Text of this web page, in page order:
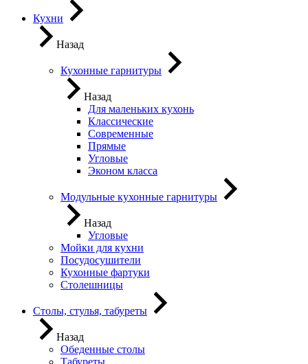
Кухни
Назад
Кухонные гарнитуры
Назад
Для маленьких кухонь
Классические
Современные
Прямые
Угловые
Эконом класса
Модульные кухонные гарнитуры
Назад
Угловые
Мойки для кухни
Посудосушители
Кухонные фартуки
Столешницы
Столы, стулья, табуреты
Назад
Обеденные столы
Табуреты